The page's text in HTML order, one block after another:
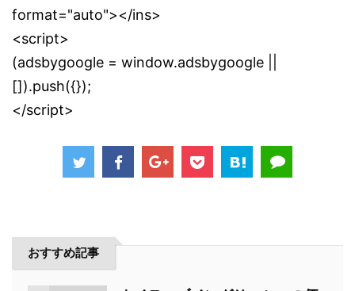
format="auto"></ins>
<script>
(adsbygoogle = window.adsbygoogle ||
[]).push({});
</script>
おすすめ記事